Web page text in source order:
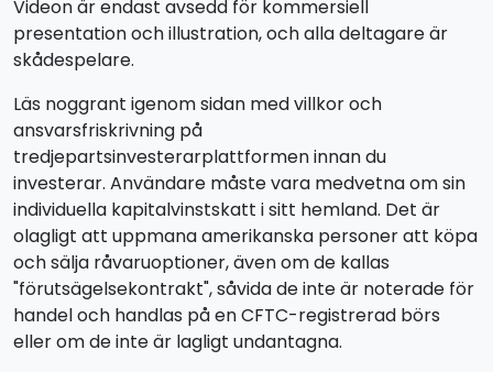
Videon är endast avsedd för kommersiell
presentation och illustration, och alla deltagare är
skådespelare.
Läs noggrant igenom sidan med villkor och
ansvarsfriskrivning på
tredjepartsinvesterarplattformen innan du
investerar. Användare måste vara medvetna om sin
individuella kapitalvinstskatt i sitt hemland. Det är
olagligt att uppmana amerikanska personer att köpa
och sälja råvaruoptioner, även om de kallas
"förutsägelsekontrakt", såvida de inte är noterade för
handel och handlas på en CFTC-registrerad börs
eller om de inte är lagligt undantagna.